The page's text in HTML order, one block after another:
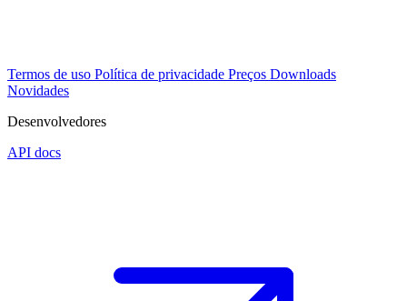
Termos de uso Política de privacidade Preços Downloads
Novidades
Desenvolvedores
API docs